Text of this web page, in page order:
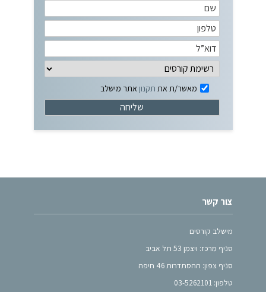
מאשר/ת את תקנון אתר מישלב
צור קשר
מישלב קורסים
סניף מרכז: ויצמן 53 תל אביב
סניף צפון: ההסתדרות 46 חיפה
טלפון: 03-5262101